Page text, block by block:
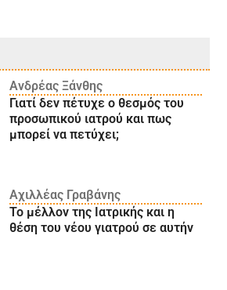
Ανδρέας Ξάνθης
Γιατί δεν πέτυχε ο θεσμός του
προσωπικού ιατρού και πως
μπορεί να πετύχει;
Αχιλλέας Γραβάνης
Το μέλλον της Ιατρικής και η
θέση του νέου γιατρού σε αυτήν